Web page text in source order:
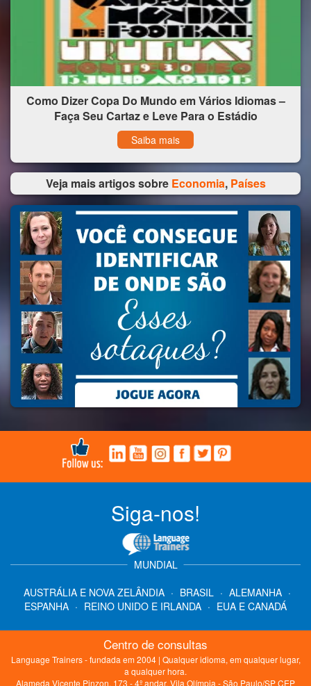
Como Dizer Copa Do Mundo em Vários Idiomas –
Faça Seu Cartaz e Leve Para o Estádio
Saiba mais
Veja mais artigos sobre Economia, Países
Siga-nos!
MUNDIAL
AUSTRÁLIA E NOVA ZELÂNDIA · BRASIL · ALEMANHA ·
ESPANHA · REINO UNIDO E IRLANDA · EUA E CANADÁ
Centro de consultas
Language Trainers - fundada em 2004 | Qualquer idioma, em qualquer lugar,
a qualquer hora.
Alameda Vicente Pinzon, 173 - 4º andar, Vila Olímpia - São Paulo/SP CEP